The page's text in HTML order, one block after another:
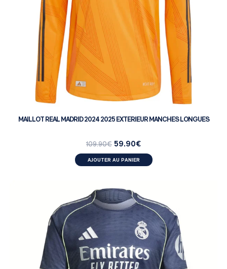
MAILLOT REAL MADRID 2024 2025 EXTERIEUR MANCHES LONGUES
109.90€ 59.90€
AJOUTER AU PANIER